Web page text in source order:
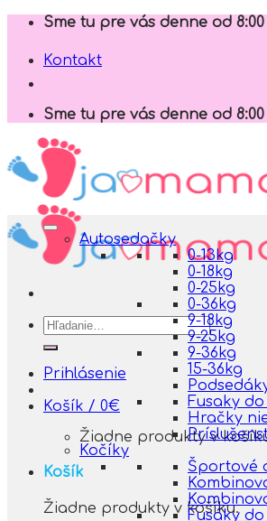
Skip
content
Sme tu pre vás denne od 8:00
Kontakt
Sme tu pre vás denne od 8:00
Hľadať:
Prihlásenie
Košík / 0€
Žiadne produkty v
Košík
Žiadne produkty v košíku.
Autosedačky
0-13kg
0-18kg
0-25kg
0-36kg
9-18kg
9-25kg
9-36kg
15-36kg
Fusaky
Hračky
Kočíky
Športové
Fusáky